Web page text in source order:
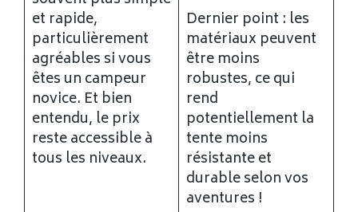
et rapide,
particulièrement
agréables si vous
êtes un campeur
novice. Et bien
entendu, le prix
reste accessible à
tous les niveaux.
Dernier point : les
matériaux peuvent
être moins
robustes, ce qui
rend
potentiellement la
tente moins
résistante et
durable selon vos
aventures !